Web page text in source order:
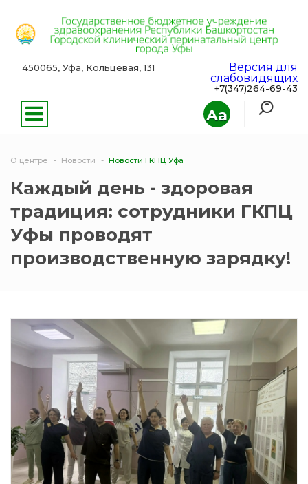
Aa
450065, Уфа, Кольцевая, 131
Версия для
слабовидящих
+7(347)264-69-43
О центре Новости Новости ГКПЦ Уфа
Каждый день - здоровая
традиция: сотрудники ГКПЦ
Уфы проводят
производственную зарядку!